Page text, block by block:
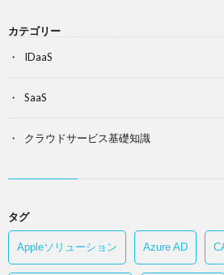
カテゴリー
IDaaS
SaaS
クラウドサービス基礎知識
タグ
Appleソリューション Azure AD